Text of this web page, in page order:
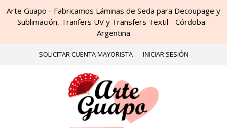
Arte Guapo - Fabricamos Láminas de Seda para Decoupage y
Sublimación, Tranfers UV y Transfers Textil - Córdoba -
Argentina
SOLICITAR CUENTA MAYORISTA INICIAR SESIÓN